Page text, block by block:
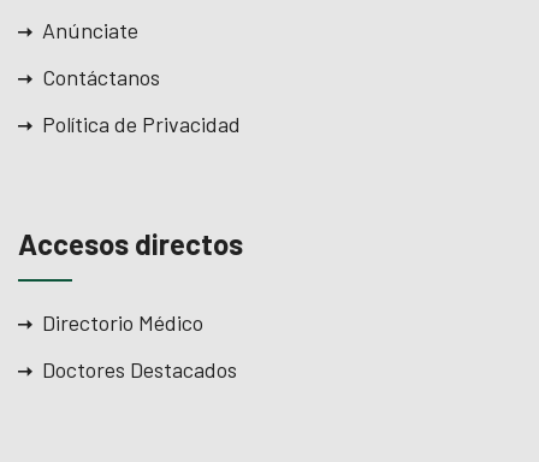
Anúnciate
Contáctanos
Política de Privacidad
Accesos directos
Directorio Médico
Doctores Destacados